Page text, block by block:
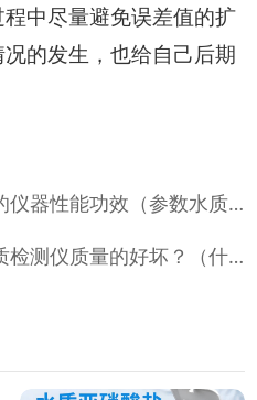
中尽量避免误差值的扩
的发生，也给自己后期
仪器性能功效（参数水质
检测仪质量的好坏？（什